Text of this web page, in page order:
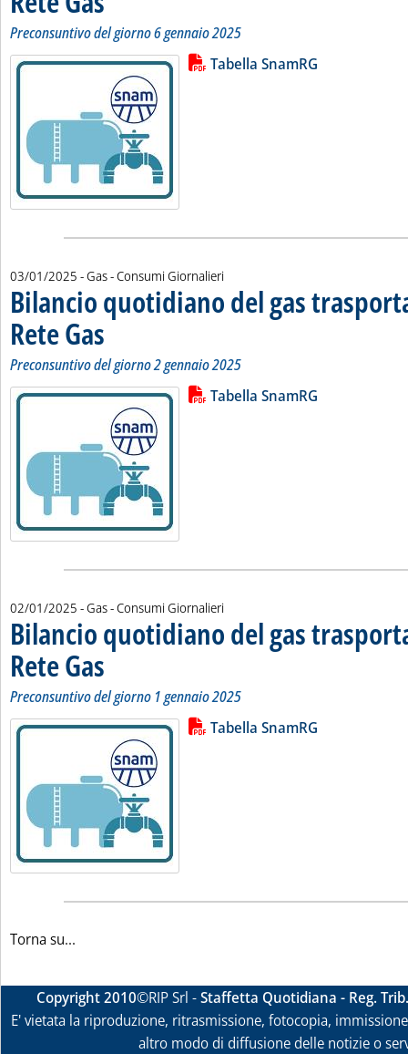
Preconsuntivo del giorno 6 gennaio 2025
Leggi tutta la notizia: 'Bilancio
Lista allegati PDF alla notiziaTabella SnamRG
03/01/2025 - Gas - Consumi Giornalieri
Bilancio quotidiano del gas
Rete Gas . Sottotitolo: Preconsuntivo del giorno 2 gennaio 2025
. Pubblicata venerdì 03 gennaio 2025 alle 11.22.
Preconsuntivo del giorno 2 gennaio 2025
Leggi tutta la notizia: 'Bilancio
Lista allegati PDF alla notiziaTabella SnamRG
02/01/2025 - Gas - Consumi Giornalieri
Bilancio quotidiano del gas
Rete Gas . Sottotitolo: Preconsuntivo del giorno 1 gennaio 2025
. Pubblicata giovedì 02 gennaio 2025 alle 12.22.
Preconsuntivo del giorno 1 gennaio 2025
Leggi tutta la notizia: 'Bilancio
Lista allegati PDF alla notiziaTabella SnamRG
Torna su...
Copyright 2010©RIP Srl -Staffetta Quotidiana - Reg.
E' vietata la riproduzione, ritrasmissione, fotocopia,
altro modo di diffusione delle notizie o